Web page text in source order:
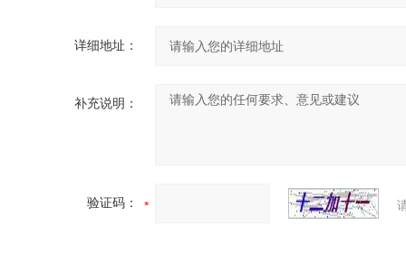
详细地址：
补充说明：
验证码：